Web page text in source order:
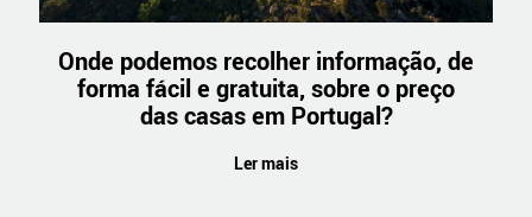
Onde podemos recolher informação, de
forma fácil e gratuita, sobre o preço
das casas em Portugal?
Ler mais